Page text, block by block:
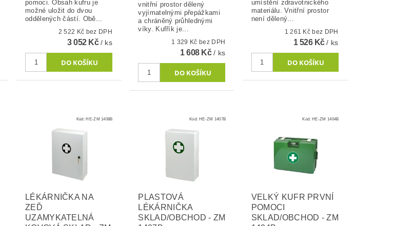
pomoci. Obsah kufru je
možné uložit do dvou
oddělených částí. Obě...
2 522 Kč bez DPH
3 052 Kč/ ks
vnitřní prostor dělený
vyjímatelnými přepážkami
a chráněný průhlednými
víky. Kufřík je...
1 329 Kč bez DPH
1 608 Kč/ ks
umístění zdravotnického
materiálu. Vnitřní prostor
není dělený...
1 261 Kč bez DPH
1 526 Kč/ ks
Kód:HE-ZM 1408B
LÉKÁRNIČKA NA
ZEĎ
UZAMYKATELNÁ
Kód: HE-ZM 1407B
PLASTOVÁ
LÉKÁRNIČKA
SKLAD/OBCHOD - ZM
Kód: HE-ZM 1404B
VELKÝ KUFR PRVNÍ
POMOCI
SKLAD/OBCHOD - ZM